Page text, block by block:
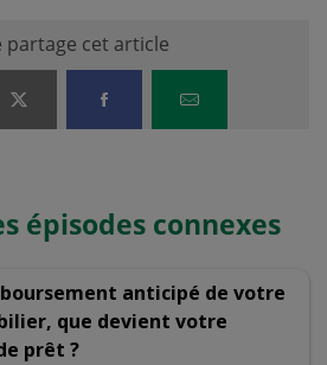
partage cet article
sur LinkedIn
Partager sur XPartager sur Facebook
Partager par
épisodes connexes
anticipé de votre
que devient votre
prêt ?